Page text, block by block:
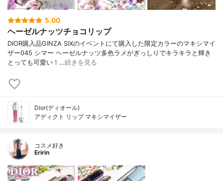
5.00
ヘーゼルナッツチョコリップ
DIOR購入品GINZA SIXのイベントにて購入した限定カラーのマキシマイ
ザー045 シマー ヘーゼルナッツ多色ラメがぎっしりでキラキラと輝き
とっても可愛い！…続きを見る
Dior(ディオール)
アディクト リップ マキシマイザー
コスメ好き
Eririn